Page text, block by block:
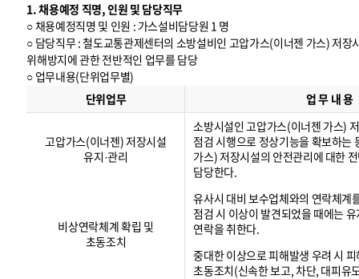
1. 채용예정 직명, 인원 및 담당직무
○ 채용예정직명 및 인원 : 가스설비담당원 1 명
○ 담당직무 : 철도교통관제센터의 소방설비인 고압가스(이너젠 가스) 저장
위해방지에 관한 전반적인 업무를 담당
○ 업무내용(단위업무별)
무
단위업무 업 무 내 용
고압가스(이너젠) 저장시설
유지·관리
소방시설인 고압가스(이너젠 가스)
점검 시행으로 정상기능을 확보하는
가스) 저장시설의 안전관리에 대한
담당한다.
비상연락체계 확립 및
초동조치
유사시 대비 보수업체와의 연락체계
점검 시 이상이 발견되었을 때에는
연락을 취한다.
중대한 이상으로 피해발생 우려 시
초동조치(신속한 보고, 차단, 대피유